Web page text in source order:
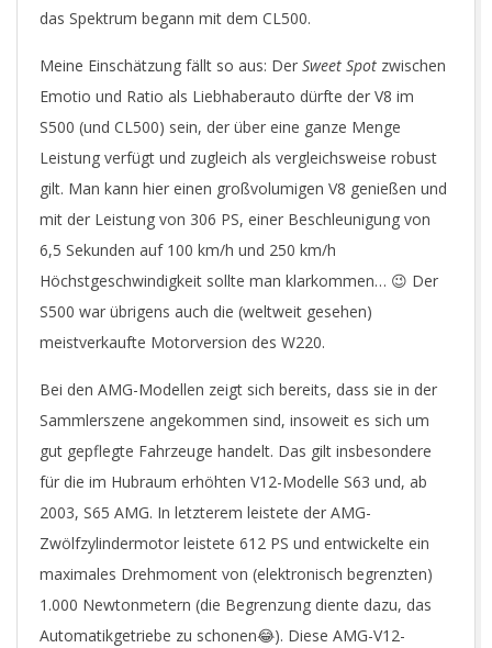
das Spektrum begann mit dem CL500.
Meine Einschätzung fällt so aus: Der Sweet Spot zwischen
Emotio und Ratio als Liebhaberauto dürfte der V8 im
S500 (und CL500) sein, der über eine ganze Menge
Leistung verfügt und zugleich als vergleichsweise robust
gilt. Man kann hier einen großvolumigen V8 genießen und
mit der Leistung von 306 PS, einer Beschleunigung von
6,5 Sekunden auf 100 km/h und 250 km/h
Höchstgeschwindigkeit sollte man klarkommen… 😉 Der
S500 war übrigens auch die (weltweit gesehen)
meistverkaufte Motorversion des W220.
Bei den AMG-Modellen zeigt sich bereits, dass sie in der
Sammlerszene angekommen sind, insoweit es sich um
gut gepflegte Fahrzeuge handelt. Das gilt insbesondere
für die im Hubraum erhöhten V12-Modelle S63 und, ab
2003, S65 AMG. In letzterem leistete der AMG-
Zwölfzylindermotor leistete 612 PS und entwickelte ein
maximales Drehmoment von (elektronisch begrenzten)
1.000 Newtonmetern (die Begrenzung diente dazu, das
Automatikgetriebe zu schonen😂). Diese AMG-V12-